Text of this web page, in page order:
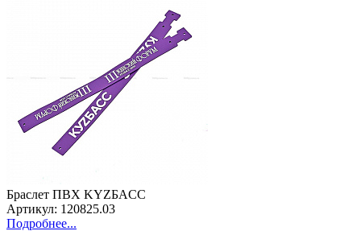
Браслет ПВХ KYZБACC
Артикул: 120825.03
Подробнее...